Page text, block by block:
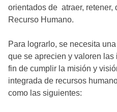
orientados de atraer, retener,
Recurso Humano.
Para lograrlo, se necesita
que se aprecien y valoren
fin de cumplir la misión y
integrada de recursos
como las siguientes: